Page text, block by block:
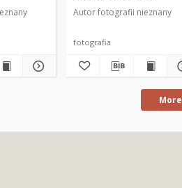
Autor fotografii nieznany
fotografia
More